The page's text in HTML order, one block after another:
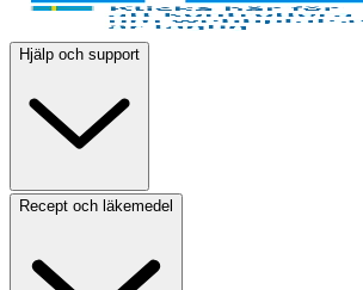
Hjälp och support
Recept och läkemedel